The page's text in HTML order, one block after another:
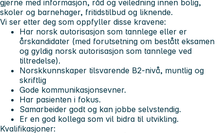
gjerne med informasjon, råd og veiledning innen bolig,
skoler og barnehager, fritidstilbud og liknende.
Vi ser etter deg som oppfyller disse kravene:
Har norsk autorisasjon som tannlege eller er
årskandidater (med forutsetning om bestått eksamen
og gyldig norsk autorisasjon som tannlege ved
tiltredelse).
Norskkunnskaper tilsvarende B2-nivå, muntlig og
skriftlig
Gode kommunikasjonsevner.
Har pasienten i fokus.
Samarbeider godt og kan jobbe selvstendig.
Er en god kollega som vil bidra til utvikling.
Kvalifikasjoner: